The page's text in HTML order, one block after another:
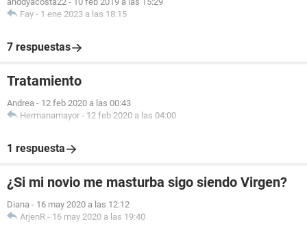
Fay - 1 ene 2023 a las 18:15
7 respuestas
Tratamiento
Andrea - 12 feb 2020 a las 00:43
Hermanamayor - 12 feb 2020 a las 04:00
1 respuesta
¿Si mi novio me masturba sigo siendo Virgen?
Diana - 16 may 2020 a las 12:12
ArjenR - 16 may 2020 a las 19:40